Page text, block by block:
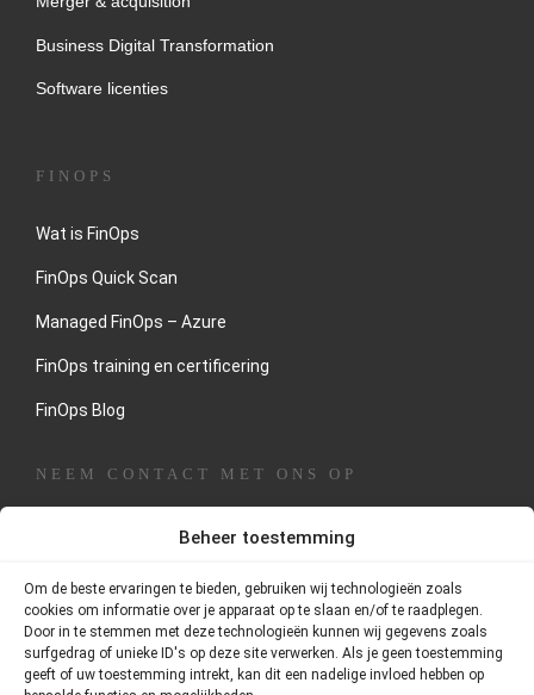
Beheer toestemming
Om de beste ervaringen te bieden, gebruiken wij technologieën zoals
cookies om informatie over je apparaat op te slaan en/of te raadplegen.
Door in te stemmen met deze technologieën kunnen wij gegevens zoals
surfgedrag of unieke ID's op deze site verwerken. Als je geen toestemming
geeft of uw toestemming intrekt, kan dit een nadelige invloed hebben op
Business Digital Transformation
Software licenties
FINOPS
Wat is FinOps
FinOps Quick Scan
Managed FinOps – Azure
FinOps training en certificering
FinOps Blog
NEEM CONTACT MET ONS OP
Heeft u interesse in onze dienstverlening of wilt u een
opnemen met Thornstein Groep.
Adres:Postbus 75420, 1070 AK Amsterdam
Telefoonnummer:020 – 26 101 55